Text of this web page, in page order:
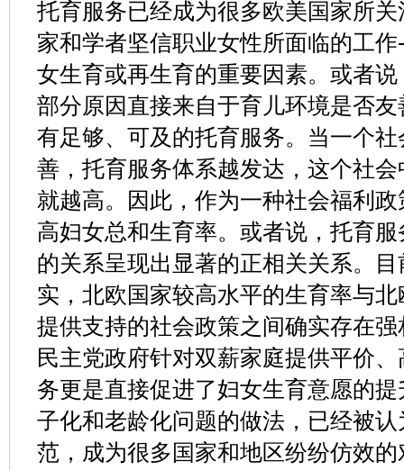
托育服务已经成为很多欧美国家所
家和学者坚信职业女性所面临的工
女生育或再生育的重要因素。或者
部分原因直接来自于育儿环境是否
有足够、可及的托育服务。当一个
善，托育服务体系越发达，这个社
就越高。因此，作为一种社会福利
高妇女总和生育率。或者说，托育
的关系呈现出显著的正相关关系。
实，北欧国家较高水平的生育率与
提供支持的社会政策之间确实存在
民主党政府针对双薪家庭提供平价
务更是直接促进了妇女生育意愿的
子化和老龄化问题的做法，已经被
范，成为很多国家和地区纷纷仿效